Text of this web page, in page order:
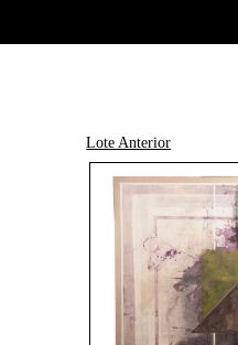
Lote Anterior